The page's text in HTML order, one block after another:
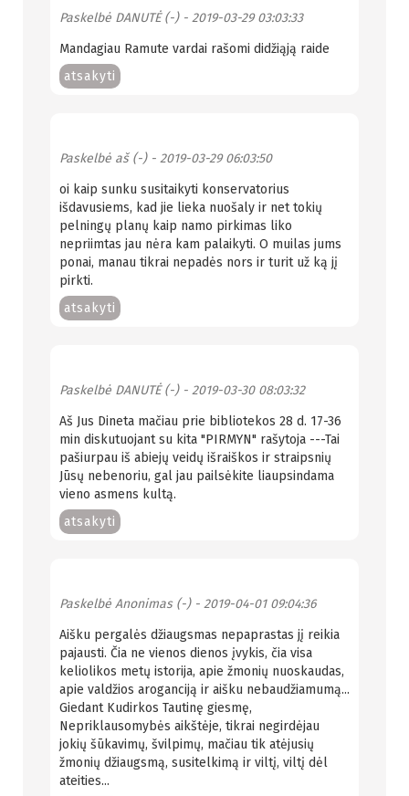
Paskelbė DANUTĖ (-)- 2019-03-29 03:03:33
Mandagiau Ramute vardai rašomi didžiąją raide
atsakyti
Paskelbė aš (-)- 2019-03-29 06:03:50
oi kaip sunku susitaikyti konservatorius
išdavusiems, kad jie lieka nuošaly ir net tokių
pelningų planų kaip namo pirkimas liko
nepriimtas jau nėra kam palaikyti. O muilas jums
ponai, manau tikrai nepadės nors ir turit už ką jį
pirkti.
atsakyti
Paskelbė DANUTĖ (-)- 2019-03-30 08:03:32
Aš Jus Dineta mačiau prie bibliotekos 28 d. 17-36
min diskutuojant su kita "PIRMYN" rašytoja ---Tai
pašiurpau iš abiejų veidų išraiškos ir straipsnių
Jūsų nebenoriu, gal jau pailsėkite liaupsindama
vieno asmens kultą.
atsakyti
Paskelbė Anonimas (-)- 2019-04-01 09:04:36
Aišku pergalės džiaugsmas nepaprastas jį reikia
pajausti. Čia ne vienos dienos įvykis, čia visa
keliolikos metų istorija, apie žmonių nuoskaudas,
apie valdžios aroganciją ir aišku nebaudžiamumą...
Giedant Kudirkos Tautinę giesmę,
Nepriklausomybės aikštėje, tikrai negirdėjau
jokių šūkavimų, švilpimų, mačiau tik atėjusių
žmonių džiaugsmą, susitelkimą ir viltį, viltį dėl
ateities...